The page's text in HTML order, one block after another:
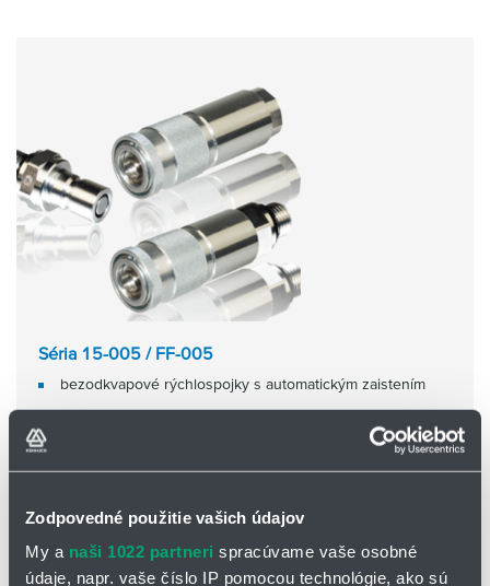
Zodpovedné použitie vašich údajov
My a naši 1022 partneri spracúvame vaše osobné
údaje, napr. vaše číslo IP pomocou technológie, ako sú
Séria 15-005 / FF-005
bezodkvapové rýchlospojky s automatickým zaistením